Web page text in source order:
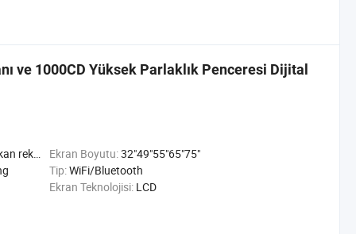
ve 1000CD Yüksek Parlaklık Penceresi Dijital
ad Oynatıcı Ekran Boyutu:32"49"55"65"75"
Tip:WiFi/Bluetooth
Ekran Teknolojisi: LCD